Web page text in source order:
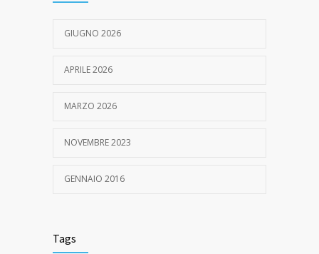
GIUGNO 2026
APRILE 2026
MARZO 2026
NOVEMBRE 2023
GENNAIO 2016
Tags